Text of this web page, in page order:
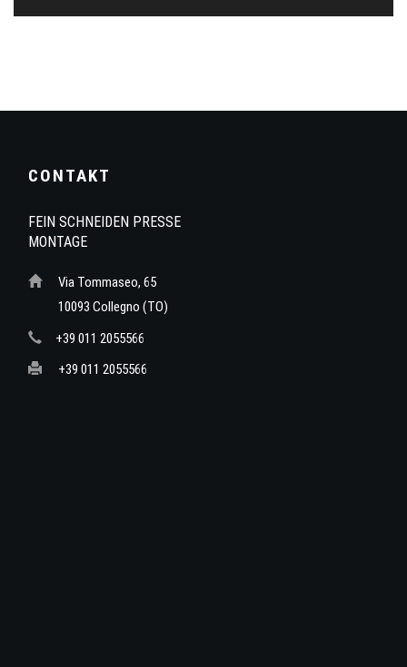
CONTAKT
FEIN SCHNEIDEN PRESSE
MONTAGE
Via Tommaseo, 65
10093 Collegno (TO)
+39 011 2055566
+39 011 2055566